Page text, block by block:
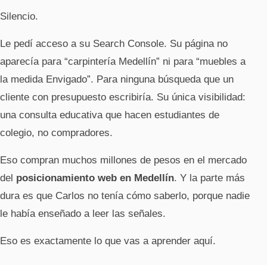
Silencio.
Le pedí acceso a su Search Console. Su página no
aparecía para “carpintería Medellín” ni para “muebles a
la medida Envigado”. Para ninguna búsqueda que un
cliente con presupuesto escribiría. Su única visibilidad:
una consulta educativa que hacen estudiantes de
colegio, no compradores.
Eso compran muchos millones de pesos en el mercado
del posicionamiento web en Medellín. Y la parte más
dura es que Carlos no tenía cómo saberlo, porque nadie
le había enseñado a leer las señales.
Eso es exactamente lo que vas a aprender aquí.